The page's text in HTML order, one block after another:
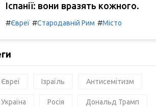
Іспанії: вони вразять кожного.
#Євреї #Стародавній Рим #Місто
Євреї Ізраїль Антисемітизм
Україна Росія Дональд Трамп